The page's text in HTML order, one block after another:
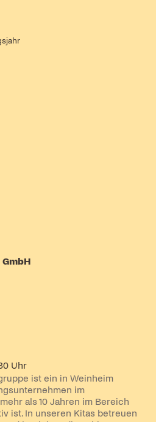
Uhr
ist ein in Weinheim
im
als 10 Jahren im Bereich
ist. In unseren Kitas betreuen